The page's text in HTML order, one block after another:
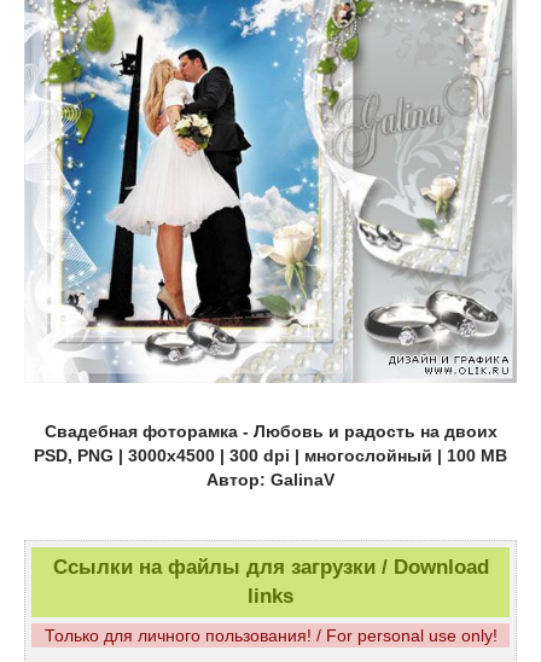
Свадебная фоторамка - Любовь и радость на двоих
PSD, PNG | 3000x4500 | 300 dpi | многослойный | 100 MB
Автор: GalinaV
Ссылки на файлы для загрузки / Download
links
Только для личного пользования! / For personal use only!